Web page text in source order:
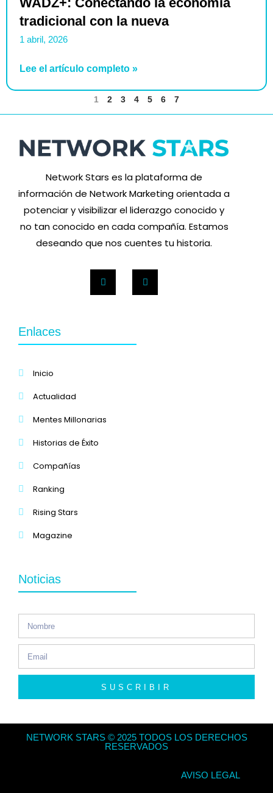
tradicional con la nueva
1 abril, 2026
Lee el artículo completo »
1 2 3 4 5 6 7
Network Stars es la plataforma de
información de Network Marketing orientada a
potenciar y visibilizar el liderazgo conocido y
no tan conocido en cada compañía. Estamos
deseando que nos cuentes tu historia.
Enlaces
Inicio
Actualidad
Mentes Millonarias
Historias de Éxito
Compañías
Ranking
Rising Stars
Magazine
Noticias
SUSCRIBIR
NETWORK STARS © 2025 TODOS LOS DERECHOS
RESERVADOS
AVISO LEGAL